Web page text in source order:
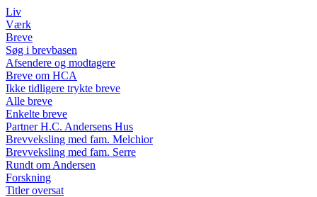
Liv
Værk
Breve
Søg i brevbasen
Afsendere og modtagere
Breve om HCA
Ikke tidligere trykte breve
Alle breve
Enkelte breve
Partner H.C. Andersens Hus
Brevveksling med fam. Melchior
Brevveksling med fam. Serre
Rundt om Andersen
Forskning
Titler oversat